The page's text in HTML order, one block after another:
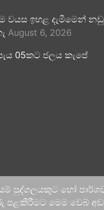
වයස ඉහළ දැමීමෙන් නඩු
August 6, 2026
05කට ජලය කැපේ
පුද්ගලයකුට හෝ
මෙම වෙබ්